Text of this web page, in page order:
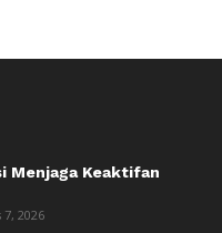
Menjaga Keaktifan
7, 2026